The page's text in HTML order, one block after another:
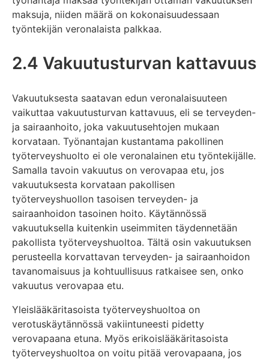
maksuja, niiden määrä on kokonaisuudessaan
työntekijän veronalaista palkkaa.
2.4 Vakuutusturvan kattavuus
Vakuutuksesta saatavan edun veronalaisuuteen
vaikuttaa vakuutusturvan kattavuus, eli se terveyden-
ja sairaanhoito, joka vakuutusehtojen mukaan
korvataan. Työnantajan kustantama pakollinen
työterveyshuolto ei ole veronalainen etu työntekijälle.
Samalla tavoin vakuutus on verovapaa etu, jos
vakuutuksesta korvataan pakollisen
työterveyshuollon tasoisen terveyden- ja
sairaanhoidon tasoinen hoito. Käytännössä
vakuutuksella kuitenkin useimmiten täydennetään
pakollista työterveyshuoltoa. Tältä osin vakuutuksen
perusteella korvattavan terveyden- ja sairaanhoidon
tavanomaisuus ja kohtuullisuus ratkaisee sen, onko
vakuutus verovapaa etu.
Yleislääkäritasoista työterveyshuoltoa on
verotuskäytännössä vakiintuneesti pidetty
verovapaana etuna. Myös erikoislääkäritasoista
työterveyshuoltoa on voitu pitää verovapaana, jos